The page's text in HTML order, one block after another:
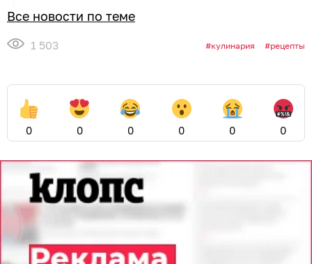
Все новости по теме
1 503 кулинария рецепты
0 0 0 0 0 0